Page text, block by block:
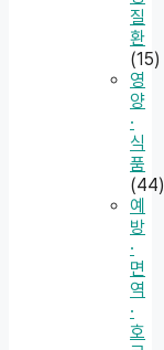
질
환
(15)
영
양
·
식
품
(44)
예
방
·
면
역
·
호